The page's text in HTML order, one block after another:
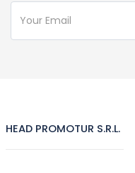
HEAD PROMOTUR S.R.L.